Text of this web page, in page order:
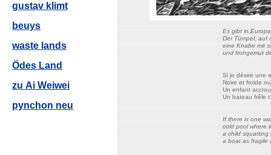
gustav klimt
beuys
waste lands
Ödes Land
zu Ai Weiwei
pynchon neu
Es gibt in
Der Tümpel, auf
eine Knabe mit
und frohgemut
Si je désire une
Noire et froide
Un enfant
Un bateau frêle
If there is one
cold pool where
a child squatting
a boat as fragile